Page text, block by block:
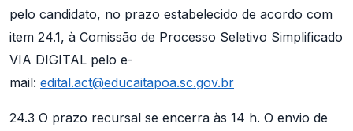
pelo candidato, no prazo estabelecido de acordo com
item 24.1, à Comissão de Processo Seletivo Simplificado
VIA DIGITAL pelo e-
mail: edital.act@educaitapoa.sc.gov.br
24.3 O prazo recursal se encerra às 14 h. O envio de